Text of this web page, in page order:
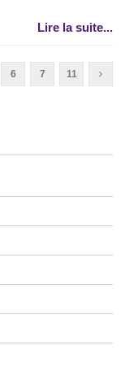
Lire la suite...
6 7 11